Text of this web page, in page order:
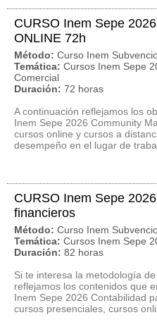
CURSO Inem Sepe
ONLINE 72h
Método: Curso Inem
Temática: Cursos Inem Sepe
Comercial
Duración: 72 horas
A continuación reflejamos los
Inem Sepe 2026 Community
cursos online y cursos a
desempeño en el lugar de
CURSO Inem Sepe
financieros
Método: Curso Inem
Temática: Cursos Inem Sepe
Duración: 82 horas
Si te interesa la metodología
reflejamos los contenidos que
Inem Sepe 2026 Contabilidad
cursos presenciales, cursos